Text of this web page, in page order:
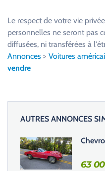
e
s
e
r
Le respect de votre vie
personnelles ne seront pas
diffusées, ni transférées à
Annonces > Voitures
vendre
AUTRES ANNONCES
63